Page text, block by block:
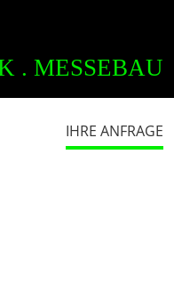
. MESSEBAU
IHRE ANFRAGE